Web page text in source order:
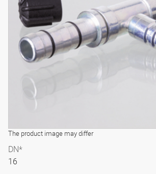
The product image may differ
DN*
16